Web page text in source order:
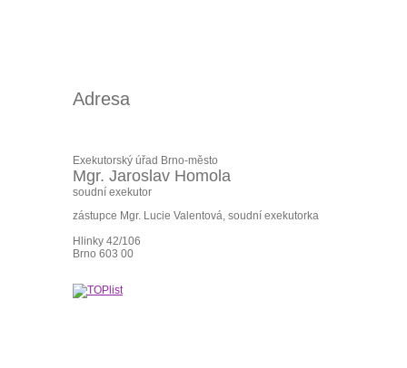
Adresa
Exekutorský úřad Brno-město
Mgr. Jaroslav Homola
soudní exekutor
zástupce Mgr. Lucie Valentová, soudní exekutorka
Hlinky 42/106
Brno 603 00